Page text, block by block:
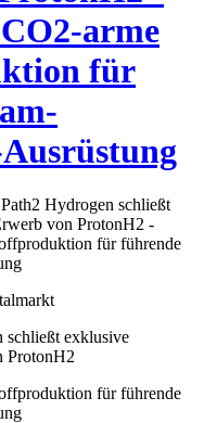
arme
für
Hydrogen schließt
von ProtonH2 -
für führende
schließt exklusive
ProtonH2
für führende